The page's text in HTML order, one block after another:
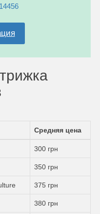
14456
Средняя цена
300 грн
350 грн
375 грн
380 грн